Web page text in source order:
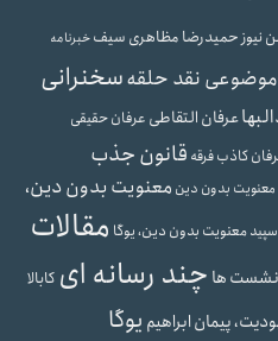
نیوز حمیدرضا مظاهری سیفخبرنامه
نقد حلقهسخنرانی
عرفان التقاطی عرفان حقیقی
کاذبفرقه قانون جذب
معنویت بدون دین معنویت بدون دین،
معنویت بدون دین، یوگا مقالات
نشست ها چند رسانه ای کابالا
پیمان ابراهیم یوگا